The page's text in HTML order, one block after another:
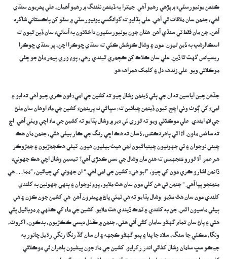
ڪنھن يونيورسٽيءَ ۾ پڙهي رهيو آهي. جيترا به ڏينھن نئننگ ۾ رهيو آهيان، علي پھريون سنڌي
آهي، جنھن سان ملاقات ٿي آهي. علي ٻڌايو ته گوانگسي يونيورسٽي ۾ سئو کن پاڪستاني شاگرد
آهن، جن مان فقط ٽي سنڌي آهن. هتان جون يونيورسٽيون داخلائون به آسانيءَ سان ڏين ٿيون ته
اسڪالرشپ به ڏين ٿيون. مون ۽ وشال ڪوشش ڪئي ته سنڌي ڇوڪرا اچن، پر سنڌي ڇوڪرا
ريسپانس گهٽ ٿا ڏين. علي سان ڪلاڪ کن ڪچھري ٿيندي رهي، پوءِ وري ٻيھر ملڻ جو چئي
موڪلائي ويو. علي زندهه دل ۽ کلمک همراهه هو.
جڏهن چين آياسين ته ان جي ٻئي ڏينھن وشال چيو ته کشين جي اميءَ فون ڪري چيو آهي ته ابو ۽
اميءَ کي ڳوٺ وٺي اچج. ٽيون ڏينھن چيائين ته: سڀاڻي نه پرينھنءَ کشين جي ماءُ اوهان سان ملڻ
جي لاءِ ايندي. علي موڪلائي ويو ته ٿوري ئي دير ۾ وشال ٻڌايو ته کشين جي ماءُ اچي ويئي آهي. اچ
ته ساڻس ملون. آءٌ اٿي ٻاهر نڪتس، ڏسان ته هڪ اڇي رنگ جي ڪار بيٺي هئي، جنھن مان هڪ
چيني نوجوان ۽ ٽي جهونيون چينياڻيون لھي هيٺ بيٺيون هيون. ٽيئي هڪجھڙيون ۽ جھڙوڪر
هم عمر. آءٌ ٿورو مُنجهيس ته هنن مان وشال جي سس ڪھڙي آهي؟ تيسين وشال اچي هڪ جهونيءَ
ڏانھن اشارو ڪري مون کي چيو، ”ابو هيءَ کشين جي امي آهي.“ ان جهوني کي چيائين، ”مما… هي
منھنجو پپا آهي.“ جنھن تي هن کلي مون سان هٿ ملايو، پوءِ نوجوان ۽ ٻنهي جهونين به کلندي
کلندي مون سان هٿ ملايو. وشال ٻڌايو ته هي ٽيئي پاڻ ۾ ڀينرون آهن. هي کشين جون ڪزن ۽ هي
ٻيئي ماسيون اٿس. جن به کلندي ۽ ٽھڪ ڏيندي هٿ ملايو. کشين جي ماءَ کي ڪلهي ۾ موبائيل پئي
هئي ۽ پاڻ سان تمام گهڻو سامان کڻي آئي هئي، جنھن ۾ ڪُٺل ديسي ڪڪڙيون، بدڪون، اکروٽ،
ونگا، مڪئي جا سنگ، سلاد جا پنا ۽ ٻيو گهڻو ڪجهه ۽ ان سان گڏ رنگا رنگي رڌيل چانور به.
جيڪو سڀ سامان وشال کڻائي اندر رکرايو. کشين جي ماءُ جون ڀيڻيون ٻاهران ئي موڪلائي